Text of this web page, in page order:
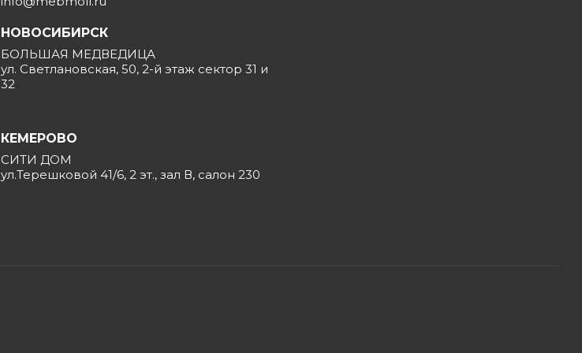
НОВОСИБИРСК
БОЛЬШАЯ МЕДВЕДИЦА
ул. Светлановская, 50, 2-й этаж сектор 31 и
32
КЕМЕРОВО
СИТИ ДОМ
ул.Терешковой 41/6, 2 эт., зал В, салон 230